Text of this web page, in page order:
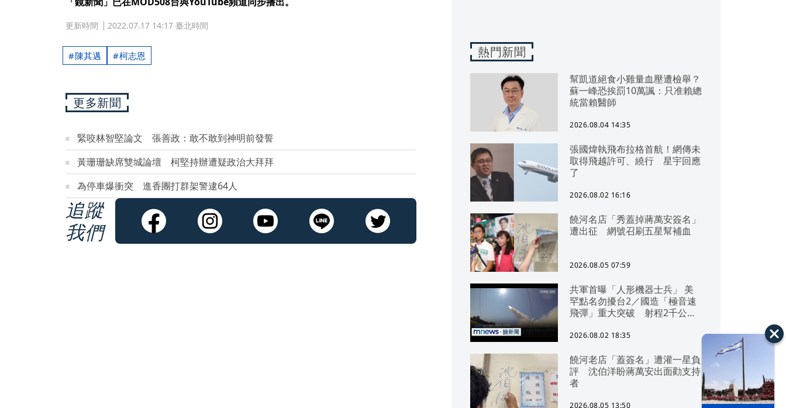
更新時間 2022.07.17 14:17 臺北時間
陳其邁 柯志恩
更多新聞
緊咬林智堅論文 張善政：敢不敢到神明前發誓
黃珊珊缺席雙城論壇 柯堅持辦遭疑政治大拜拜
為停車爆衝突 進香團打群架警逮64人
追蹤
我們
熱門新聞
幫凱道絕食小雞量血壓遭檢舉？
蘇一峰恐挨罰10萬諷：只准賴總
統當賴醫師
2026.08.04 14:35
張國煒執飛布拉格首航！網傳未
取得飛越許可、繞行 星宇回應
了
2026.08.02 16:16
饒河名店「秀蓋掉蔣萬安簽名」
遭出征 網號召刷五星幫補血
2026.08.05 07:59
共軍首曝「人形機器士兵」 美
罕點名勿擾台2／國造「極音速
飛彈」重大突破 射程2千公里
2026.08.02 18:35
饒河老店「蓋簽名」遭灌一星負
評 沈伯洋盼蔣萬安出面勸支持
者
2026.08.05 13:50